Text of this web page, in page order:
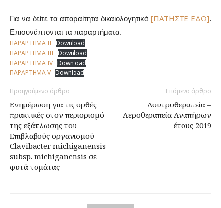
Για να δείτε τα απαραίτητα δικαιολογητικά[ΠΑΤΗΣΤΕ ΕΔΩ].
Επισυνάπτονται τα παραρτήματα.
ΠΑΡΑΡΤΗΜΑ ΙΙ Download
ΠΑΡΑΡΤΗΜΑ ΙΙΙ Download
ΠΑΡΑΡΤΗΜΑ ΙV Download
ΠΑΡΑΡΤΗΜΑ V Download
Προηγούμενο άρθρο
Ενημέρωση για τις ορθές
πρακτικές στον περιορισµό
της εξάπλωσης του
Επιβλαβούς οργανισµού
Clavibacter michiganensis
subsp. michiganensis σε
φυτά τοµάτας
Επόμενο άρθρο
Λουτροθεραπεία –
Αεροθεραπεία Αναπήρων
έτους 2019